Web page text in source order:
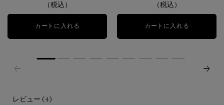
（税込）
カートに入れる アプソリュ レクストレ ル コンセントレート
（税込）
カートに入れる
レビューレビュー (4)